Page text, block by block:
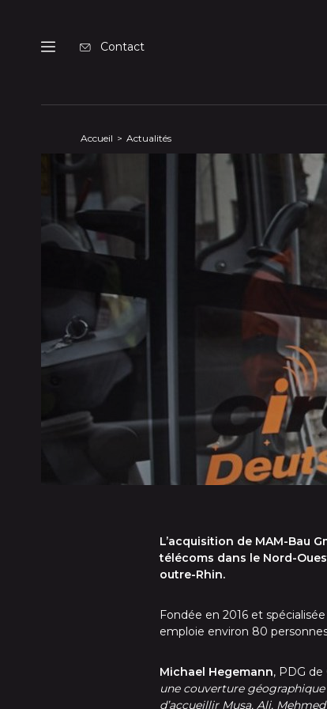
Menu
Contact
Accueil Actualités
L’acquisition de MAM-Bau
télécoms dans le Nord-
outre-Rhin.
Fondée en 2016 et
emploie environ 80
Michael Hegemann, PDG de
une couverture
d’accueillir Musa, Ali,